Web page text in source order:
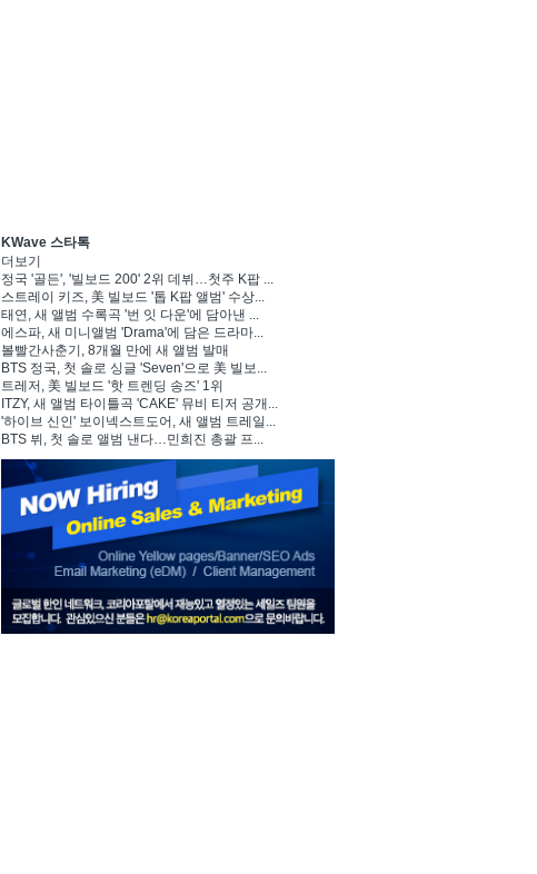
KWave 스타톡
더보기
정국 '골든', '빌보드 200' 2위 데뷔…첫주 K팝 ...
스트레이 키즈, 美 빌보드 '톱 K팝 앨범' 수상...
태연, 새 앨범 수록곡 '번 잇 다운'에 담아낸 ...
에스파, 새 미니앨범 'Drama'에 담은 드라마...
볼빨간사춘기, 8개월 만에 새 앨범 발매
BTS 정국, 첫 솔로 싱글 'Seven'으로 美 빌보...
트레저, 美 빌보드 '핫 트렌딩 송즈' 1위
ITZY, 새 앨범 타이틀곡 'CAKE' 뮤비 티저 공개...
'하이브 신인' 보이넥스트도어, 새 앨범 트레일...
BTS 뷔, 첫 솔로 앨범 낸다…민희진 총괄 프...